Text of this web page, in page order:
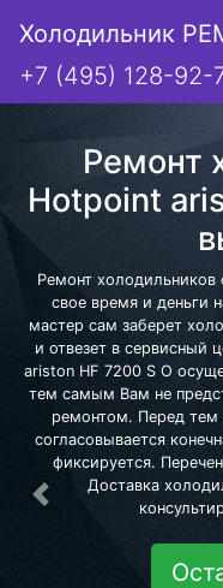
Холодильник
+7 (495) 128-92-
Ремонт
Hotpoint
Ремонт холодильников
свое время и деньги
мастер сам заберет
и отвезет в сервисный
ariston HF 7200 S O
тем самым Вам не
ремонтом. Перед тем
согласовывается
фиксируется.
Доставка
Предыдущая